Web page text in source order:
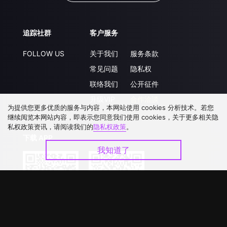
追踪社群
FOLLOW US
客户服务
关于我们
常见问题
联络我们
服务条款
隐私权
公开征件
为提供您更多优质的服务与内容，本网站使用 cookies 分析技术。若您
继续阅览本网站内容，即表示您同意我们使用 cookies，关于更多相关隐
私权政策资讯，请阅读我们的隐私权政策。
我知道了